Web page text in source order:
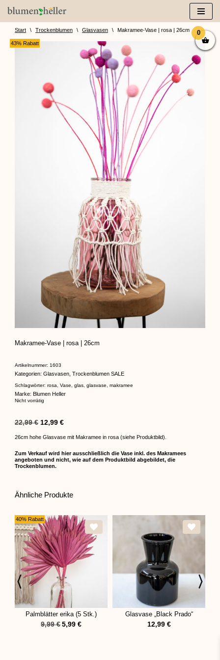
Zum
InhaltStart \ Trockenblumen \ Glasvasen \ Makramee-Vase | rosa | 26cm
43% Rabatt
Makramee-Vase | rosa | 26cm
Artikelnummer: 1603
Kategorien: Glasvasen Trockenblumen SALE
Schlagwörter: rosa Vase glas glasvase makramee
Marke: Blumen Heller
Nicht vorrätig
22,99€ 12,99 €
26cm hohe Glasvase mit Makramee in rosa (siehe Produktbild).
Zum Verkauf wird hier ausschließlich die Vase inkl. des Makramees
angeboten und nicht, wie auf dem Produktbild abgebildet, die
Trockenblumen.
Ähnliche Produkte
40% Rabatt
Palmblätter erika (5 Stk.)
9,99€5,99 €
Glasvase „Black Prado“
12,99 €
0